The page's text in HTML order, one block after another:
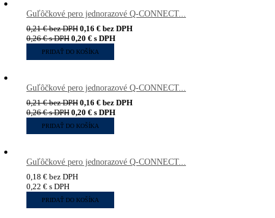
Guľôčkové pero jednorazové Q-CONNECT...
0,21€bez DPH 0,16 € bez DPH
0,26€s DPH 0,20 € s DPH
PRIDAŤ DO KOŠÍKA
Guľôčkové pero jednorazové Q-CONNECT...
0,21€bez DPH 0,16 € bez DPH
0,26€s DPH 0,20 € s DPH
PRIDAŤ DO KOŠÍKA
Guľôčkové pero jednorazové Q-CONNECT...
0,18 € bez DPH
0,22 € s DPH
PRIDAŤ DO KOŠÍKA